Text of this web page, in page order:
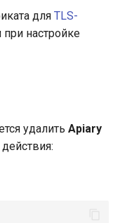
для TLS-
настройке
удалить Apiary